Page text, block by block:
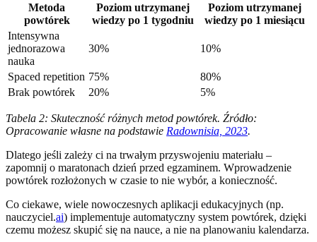
Metoda
powtórek
Poziom utrzymanej
wiedzy po 1 tygodniu
Poziom utrzymanej
wiedzy po 1 miesiącu
Intensywna
jednorazowa
nauka
30% 10%
Spaced repetition 75%
80%
Brak powtórek
20% 5%
Tabela 2: Skuteczność różnych metod powtórek. Źródło:
Opracowanie własne na podstawie Radownisia, 2023.
Dlatego jeśli zależy ci na trwałym przyswojeniu materiału –
zapomnij o maratonach dzień przed egzaminem. Wprowadzenie
powtórek rozłożonych w czasie to nie wybór, a konieczność.
Co ciekawe, wiele nowoczesnych aplikacji edukacyjnych (np.
nauczyciel.ai) implementuje automatyczny system powtórek, dzięki
czemu możesz skupić się na nauce, a nie na planowaniu kalendarza.